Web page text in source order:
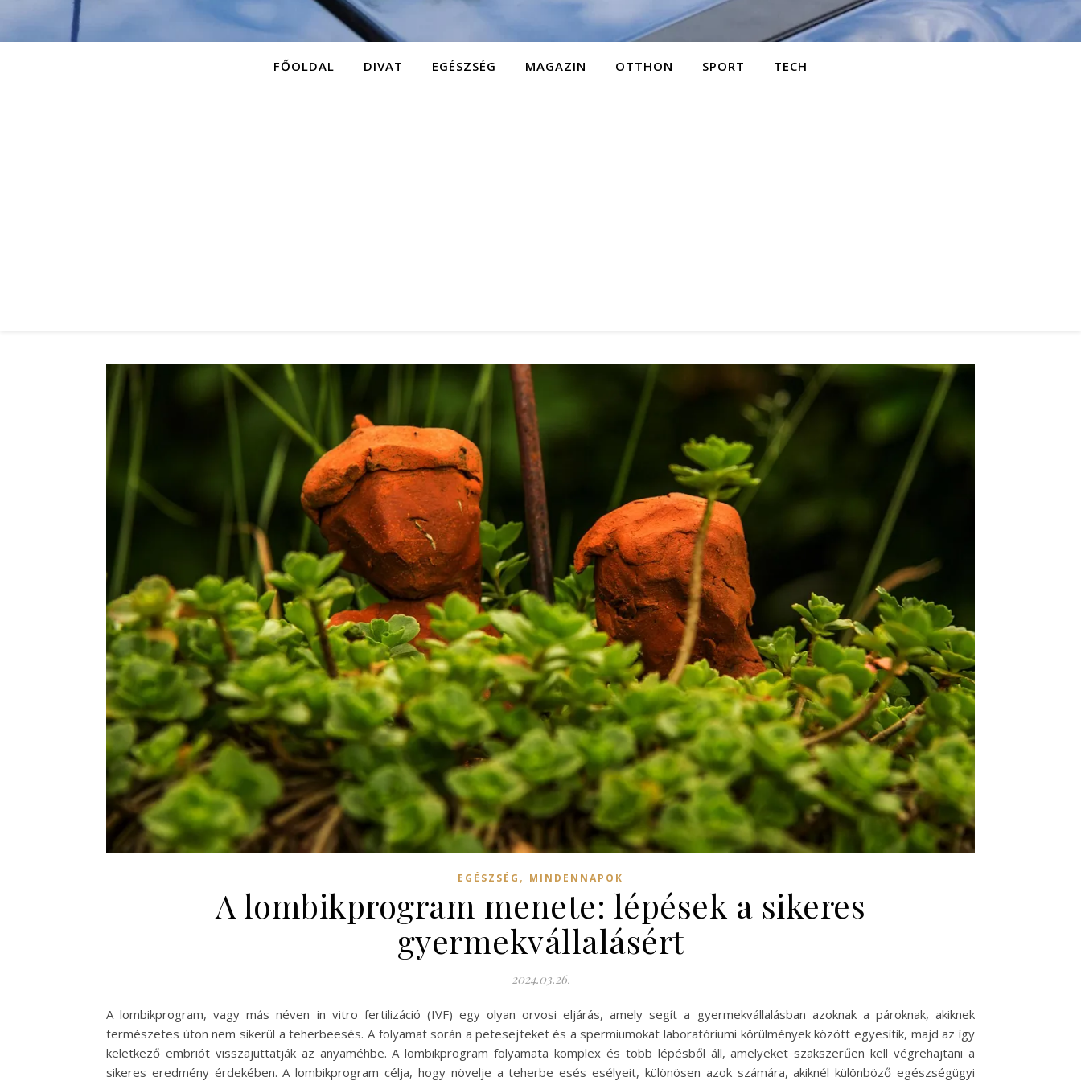
FŐOLDAL DIVAT EGÉSZSÉG MAGAZIN OTTHON SPORT TECH
EGÉSZSÉG , MINDENNAPOK
A lombikprogram menete: lépések a sikeres
gyermekvállalásért
2024.03.26.
A lombikprogram, vagy más néven in vitro fertilizáció (IVF) egy olyan orvosi eljárás, amely segít a gyermekvállalásban azoknak a pároknak, akiknek
természetes úton nem sikerül a teherbeesés. A folyamat során a petesejteket és a spermiumokat laboratóriumi körülmények között egyesítik, majd az így
keletkező embriót visszajuttatják az anyaméhbe. A lombikprogram folyamata komplex és több lépésből áll, amelyeket szakszerűen kell végrehajtani a
sikeres eredmény érdekében. A lombikprogram célja, hogy növelje a teherbe esés esélyeit, különösen azok számára, akiknél különböző egészségügyi